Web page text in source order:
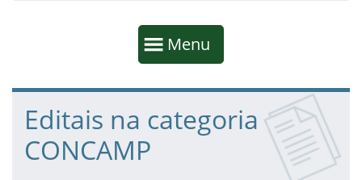
Mostrar
Menu
Fim da navegação
Início do conteúdo
Editais na categoria
CONCAMP